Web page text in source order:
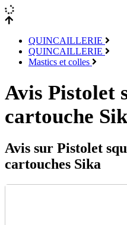
QUINCAILLERIE
QUINCAILLERIE
Mastics et colles
Avis Pistolet
cartouche
Avis sur Pistolet
cartouches Sika